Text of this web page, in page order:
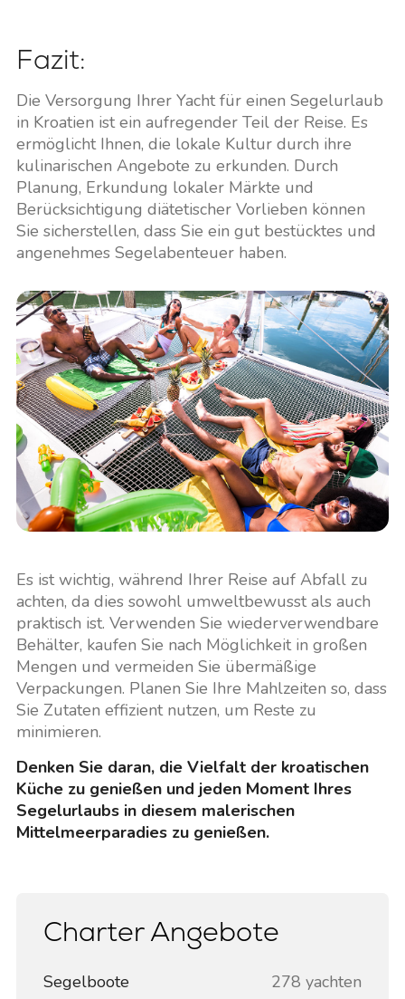
Fazit:
Die Versorgung Ihrer Yacht für einen Segelurlaub
in Kroatien ist ein aufregender Teil der Reise. Es
ermöglicht Ihnen, die lokale Kultur durch ihre
kulinarischen Angebote zu erkunden. Durch
Planung, Erkundung lokaler Märkte und
Berücksichtigung diätetischer Vorlieben können
Sie sicherstellen, dass Sie ein gut bestücktes und
angenehmes Segelabenteuer haben.
Es ist wichtig, während Ihrer Reise auf Abfall zu
achten, da dies sowohl umweltbewusst als auch
praktisch ist. Verwenden Sie wiederverwendbare
Behälter, kaufen Sie nach Möglichkeit in großen
Mengen und vermeiden Sie übermäßige
Verpackungen. Planen Sie Ihre Mahlzeiten so, dass
Sie Zutaten effizient nutzen, um Reste zu
minimieren.
Denken Sie daran, die Vielfalt der kroatischen
Küche zu genießen und jeden Moment Ihres
Segelurlaubs in diesem malerischen
Mittelmeerparadies zu genießen.
Charter Angebote
Segelboote
278 yachten